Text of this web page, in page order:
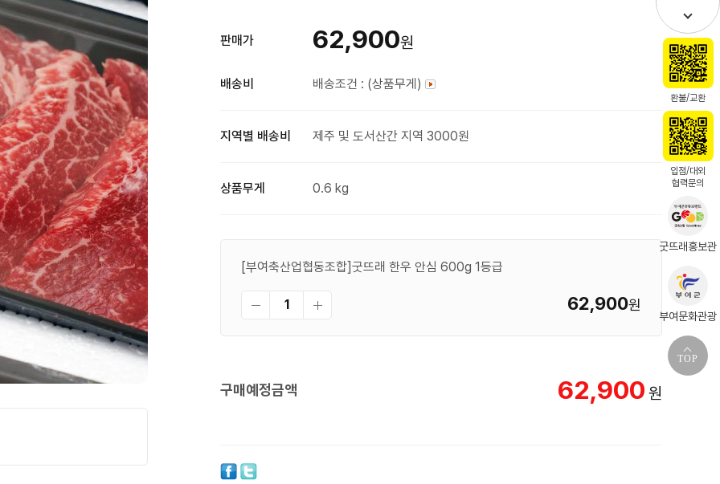
환불/교환
입점/대외
협력문의
굿뜨래홍보관
부여문화관광
TOP
판매가 62,900원
배송비 배송조건 : (상품무게)
지역별 배송비 제주 및 도서산간 지역 3000원
상품무게 0.6 kg
[부여축산업협동조합]굿뜨래 한우 안심 600g 1등급
62,900원
구매예정금액 62,900 원